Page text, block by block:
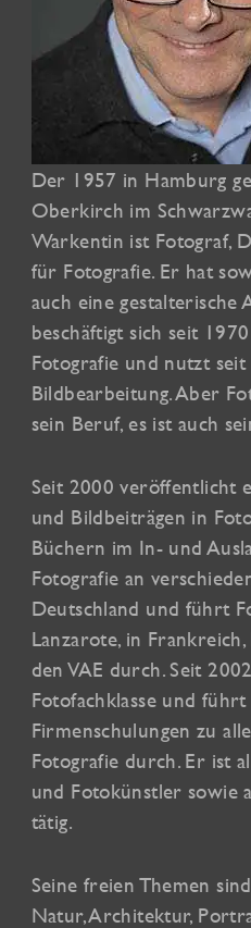
Der 1957 in Hamburg
Oberkirch im
Warkentin ist Fotograf,
für Fotografie. Er hat
auch eine gestalterische
beschäftigt sich seit
Fotografie und nutzt
Bildbearbeitung. Aber
sein Beruf, es ist auch
Seit 2000 veröffentlicht
und Bildbeiträgen in
Büchern im In- und
Fotografie an
Deutschland und führt
Lanzarote, in
den VAE durch. Seit
Fotofachklasse und
Firmenschulungen zu
Fotografie durch. Er ist
und Fotokünstler sowie
tätig.
Seine freien Themen
Natur, Architektur,